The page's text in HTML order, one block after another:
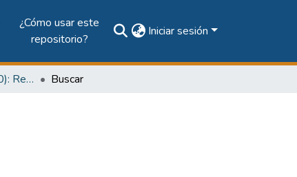
¿Cómo usar este
repositorio?
Iniciar sesión
Vol. 11, Núm. 1 (2020): Revista Prisma Tecnológico Buscar